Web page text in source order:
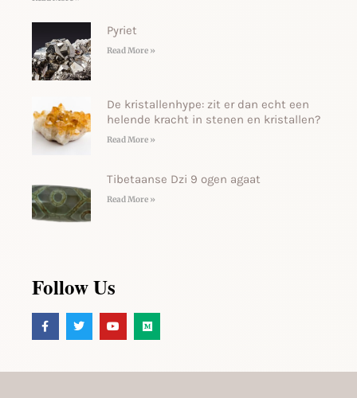
Pyriet
Read More »
De kristallenhype: zit er dan echt een
helende kracht in stenen en kristallen?
Read More »
Tibetaanse Dzi 9 ogen agaat
Read More »
Follow Us